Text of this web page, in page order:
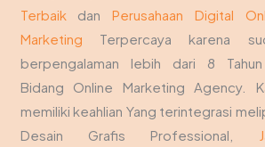
Terbaik dan Perusahaan Digital
Marketing Terpercaya karena
berpengalaman lebih dari 8
Bidang Online Marketing Agency.
memiliki keahlian Yang terintegrasi
Desain Grafis Professional,